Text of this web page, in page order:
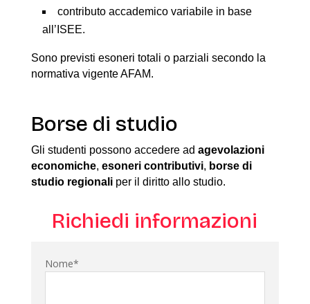
contributo accademico variabile in base
all’ISEE.
Sono previsti esoneri totali o parziali secondo la
normativa vigente AFAM.
Borse di studio
Gli studenti possono accedere ad agevolazioni
economiche, esoneri contributivi, borse di
studio regionali per il diritto allo studio.
Richiedi informazioni
Nome*